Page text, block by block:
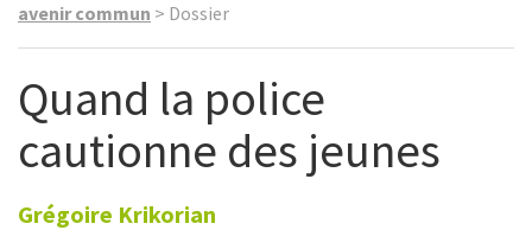
avenir commun > Dossier
Quand la police
cautionne des jeunes
Grégoire Krikorian